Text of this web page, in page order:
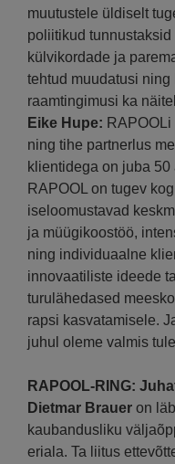
muutustele üldiselt
poliitikud
külvikordade ja
tehtud muudatusi
raamtingimusi ka
Eike Hupe:
ning tihe partnerlus
klientidega on juba
RAPOOL on tugev
iseloomustavad
ja müügikoostöö,
ning individuaalne
innovaatiliste ideede
turulähedased
rapsi kasvatamisele.
juhul oleme valmis
RAPOOL-RING:
Dietmar Brauer on
kaubandusliku
eriala. Ta liitus